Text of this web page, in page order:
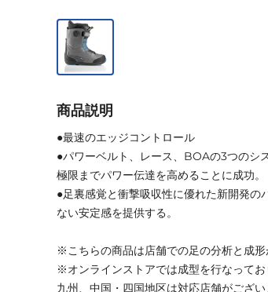
商品説明
●最速のエッジコントロール
●パワーベルト、レース、BOAの3つのシ
極限までパワー伝達を高めることに成功。
●足裏感覚と衝撃吸収性に優れた新開発
ない安定感を提供する。
※こちらの商品は店舗での足の分析と成形
※オンラインストアでは成型を行なってお
九州、中国・四国地区は対応店舗がござい